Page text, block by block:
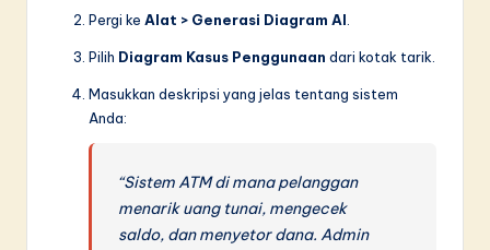
Pergi ke Alat > Generasi Diagram AI
Pilih Diagram Kasus Penggunaan dari kotak tarik.
Masukkan deskripsi yang jelas tentang sistem
Anda:
“Sistem ATM di mana pelanggan
menarik uang tunai, mengecek
saldo, dan menyetor dana. Admin